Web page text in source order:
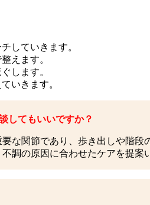
していきます。
えます。
します。
いきます。
してもいいですか？
な関節であり、歩き出しや階
調の原因に合わせたケアを提案